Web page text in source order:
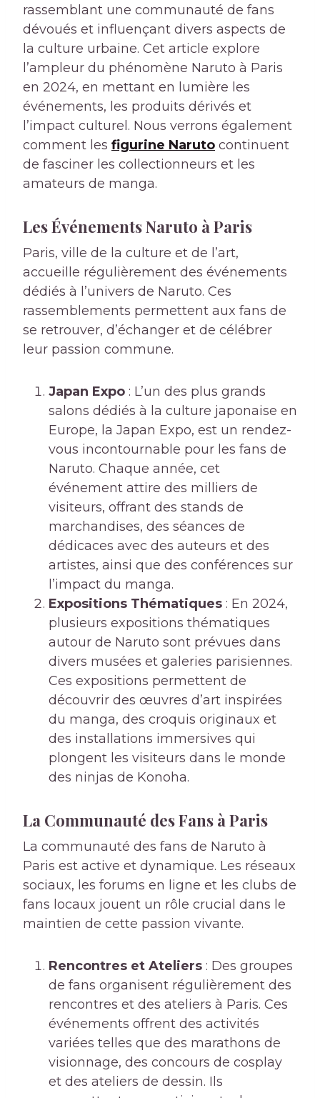
rassemblant une communauté de fans
dévoués et influençant divers aspects de
la culture urbaine. Cet article explore
l’ampleur du phénomène Naruto à Paris
en 2024, en mettant en lumière les
événements, les produits dérivés et
l’impact culturel. Nous verrons également
comment les figurine Naruto continuent
de fasciner les collectionneurs et les
amateurs de manga.
Les Événements Naruto à Paris
Paris, ville de la culture et de l’art,
accueille régulièrement des événements
dédiés à l’univers de Naruto. Ces
rassemblements permettent aux fans de
se retrouver, d’échanger et de célébrer
leur passion commune.
Japan Expo : L’un des plus grands
salons dédiés à la culture japonaise en
Europe, la Japan Expo, est un rendez-
vous incontournable pour les fans de
Naruto. Chaque année, cet
événement attire des milliers de
visiteurs, offrant des stands de
marchandises, des séances de
dédicaces avec des auteurs et des
artistes, ainsi que des conférences sur
l’impact du manga.
Expositions Thématiques : En 2024,
plusieurs expositions thématiques
autour de Naruto sont prévues dans
divers musées et galeries parisiennes.
Ces expositions permettent de
découvrir des œuvres d’art inspirées
du manga, des croquis originaux et
des installations immersives qui
plongent les visiteurs dans le monde
des ninjas de Konoha.
La Communauté des Fans à Paris
La communauté des fans de Naruto à
Paris est active et dynamique. Les réseaux
sociaux, les forums en ligne et les clubs de
fans locaux jouent un rôle crucial dans le
maintien de cette passion vivante.
Rencontres et Ateliers : Des groupes
de fans organisent régulièrement des
rencontres et des ateliers à Paris. Ces
événements offrent des activités
variées telles que des marathons de
visionnage, des concours de cosplay
et des ateliers de dessin. Ils